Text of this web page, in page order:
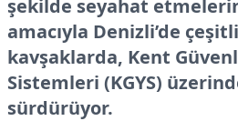
şekilde seyahat
amacıyla Denizli’de
kavşaklarda, Kent
Sistemleri (KGYS)
sürdürüyor.